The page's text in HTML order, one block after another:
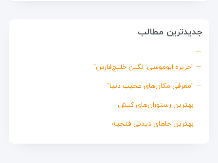
جدیدترین مطالب
“جزیره ابوموسی: نگین خلیج‌فارس”
“معرفی مکان‌های عجیب دنیا”
بهترین رستوران‌های کیش
بهترین جاهای دیدنی فتحیه